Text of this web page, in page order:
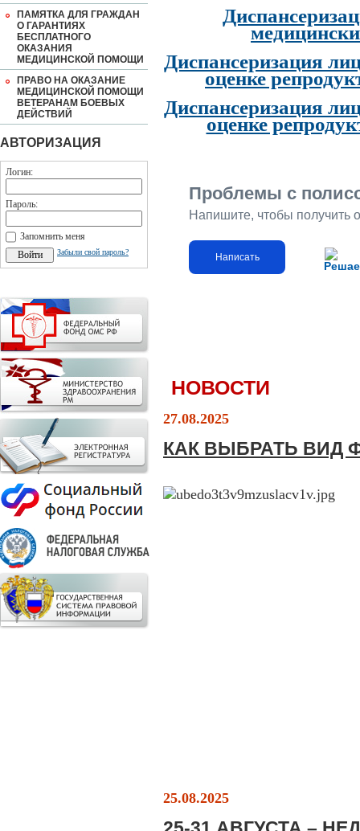
ПАМЯТКА ДЛЯ ГРАЖДАН
О ГАРАНТИЯХ
БЕСПЛАТНОГО
ОКАЗАНИЯ
МЕДИЦИНСКОЙ ПОМОЩИ
ПРАВО НА ОКАЗАНИЕ
МЕДИЦИНСКОЙ ПОМОЩИ
ВЕТЕРАНАМ БОЕВЫХ
ДЕЙСТВИЙ
АВТОРИЗАЦИЯ
Логин:
Пароль:
Запомнить меня
Забыли свой пароль?
Диспансеризация
оценке
Диспансеризация
оценке
Проблемы с
Напишите, чтобы получить
Написать
НОВОСТИ
27.08.2025
КАК ВЫБРАТЬ ВИД
25.08.2025